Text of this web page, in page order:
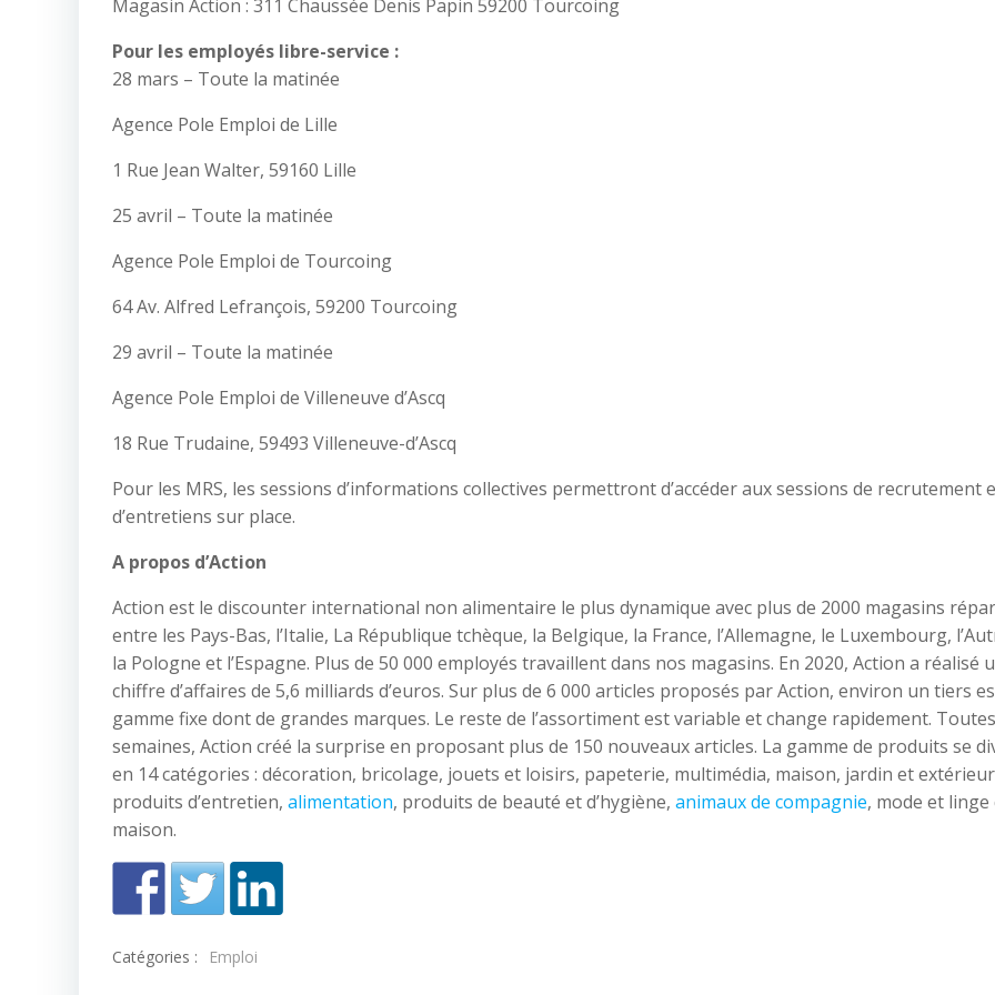
Magasin Action : 311 Chaussée Denis Papin 59200 Tourcoing
Pour les employés libre-service :
28 mars – Toute la matinée
Agence Pole Emploi de Lille
1 Rue Jean Walter, 59160 Lille
25 avril – Toute la matinée
Agence Pole Emploi de Tourcoing
64 Av. Alfred Lefrançois, 59200 Tourcoing
29 avril – Toute la matinée
Agence Pole Emploi de Villeneuve d’Ascq
18 Rue Trudaine, 59493 Villeneuve-d’Ascq
Pour les MRS, les sessions d’informations collectives permettront d’accéder aux sessions de recrutement
d’entretiens sur place.
A propos d’Action
Action est le discounter international non alimentaire le plus dynamique avec plus de 2000 magasins
entre les Pays-Bas, l’Italie, La République tchèque, la Belgique, la France, l’Allemagne, le Luxembourg,
la Pologne et l’Espagne. Plus de 50 000 employés travaillent dans nos magasins. En 2020, Action a réalisé
chiffre d’affaires de 5,6 milliards d’euros. Sur plus de 6 000 articles proposés par Action, environ un tiers
gamme fixe dont de grandes marques. Le reste de l’assortiment est variable et change rapidement.
semaines, Action créé la surprise en proposant plus de 150 nouveaux articles. La gamme de produits se
en 14 catégories : décoration, bricolage, jouets et loisirs, papeterie, multimédia, maison, jardin et
produits d’entretien, alimentation, produits de beauté et d’hygiène, animaux de compagnie, mode et linge
maison.
Catégories : Emploi